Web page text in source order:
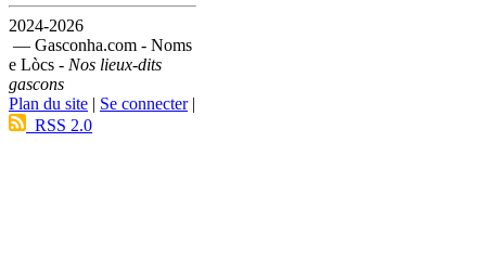
2024-2026
— Gasconha.com - Noms
e Lòcs - Nos lieux-dits
gascons
Plan du site | Se connecter|
RSS 2.0